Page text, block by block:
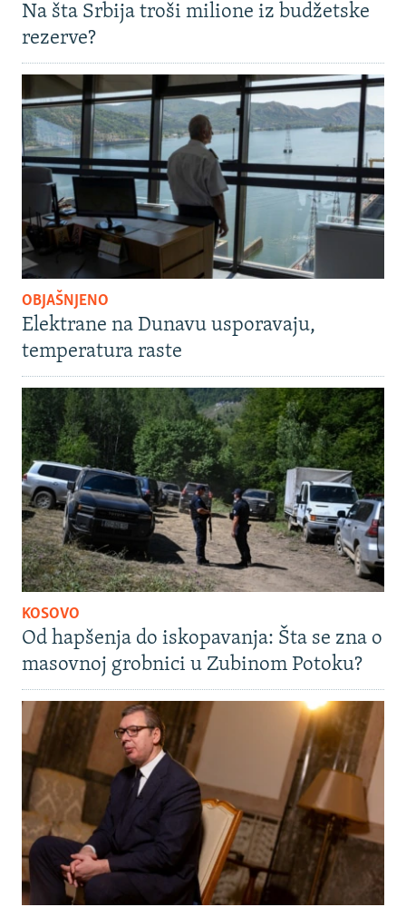
Na šta Srbija troši milione iz budžetske
rezerve?
OBJAŠNJENO
Elektrane na Dunavu usporavaju,
temperatura raste
KOSOVO
Od hapšenja do iskopavanja: Šta se zna o
masovnoj grobnici u Zubinom Potoku?